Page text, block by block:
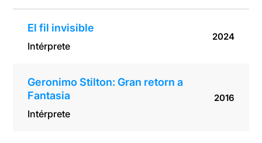
El fil invisible
Intérprete
2024
Geronimo Stilton: Gran retorn a
Fantasia
Intérprete
2016